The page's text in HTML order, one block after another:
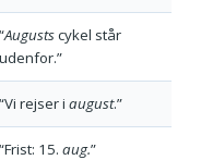
“Augustscykel står
udenfor.”
“Vi rejser i august.”
“Frist: 15. aug.”